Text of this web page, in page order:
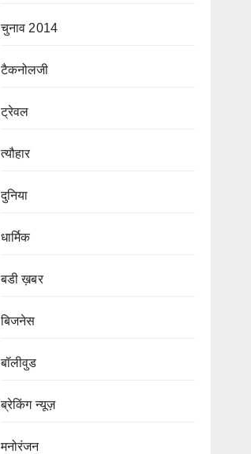
चुनाव 2014
टैकनोलजी
ट्रेवल
त्यौहार
दुनिया
धार्मिक
बडी ख़बर
बिजनेस
बॉलीवुड
ब्रेकिंग न्यूज़
मनोरंजन